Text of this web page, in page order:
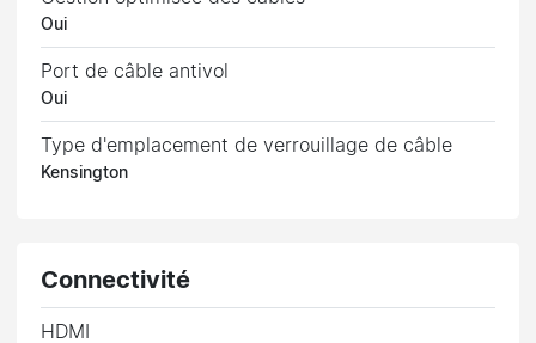
Oui
Port de câble antivol
Oui
Type d'emplacement de verrouillage de câble
Kensington
Connectivité
HDMI